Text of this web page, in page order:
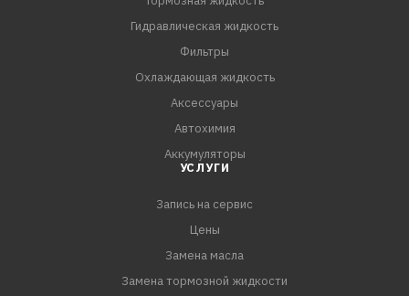
Гидравлическая жидкость
Фильтры
Охлаждающая жидкость
Аксессуары
Автохимия
Аккумуляторы
УСЛУГИ
Запись на сервис
Цены
Замена масла
Замена тормозной жидкости